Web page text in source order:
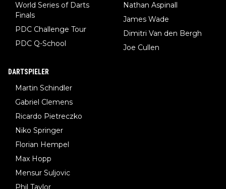
World Series of Darts
Finals
PDC Challenge Tour
PDC Q-School
Nathan Aspinall
James Wade
Dimitri Van den Bergh
Joe Cullen
DARTSPIELER
Martin Schindler
Gabriel Clemens
Ricardo Pietreczko
Niko Springer
Florian Hempel
Max Hopp
Mensur Suljovic
Phil Taylor